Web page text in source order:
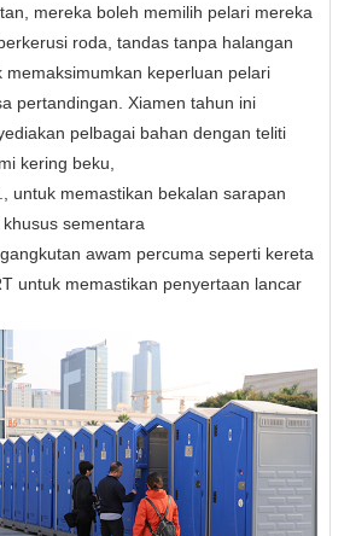
mereka boleh memilih pelari mereka
roda, tandas tanpa halangan
memaksimumkan keperluan pelari
pertandingan. Xiamen tahun ini
pelbagai bahan dengan teliti
kering beku,
untuk memastikan bekalan sarapan
sementara
awam percuma seperti kereta
untuk memastikan penyertaan lancar